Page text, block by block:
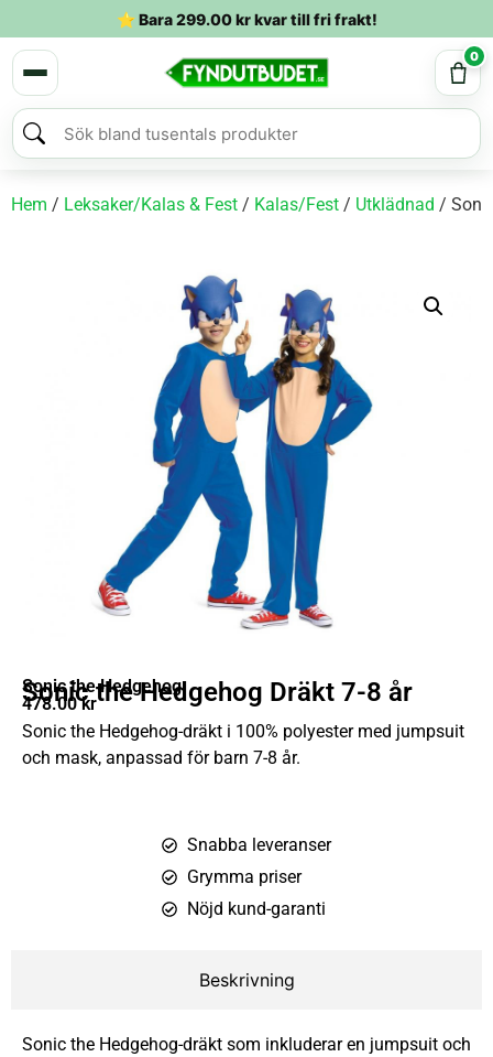
⭐ Bara299.00krkvar till fri frakt!
0
Hem / Leksaker/Kalas & Fest / Kalas/Fest / Utklädnad /
Sonic the Hedgehog
Sonic the Hedgehog Dräkt 7-8 år
478.00kr
Sonic the Hedgehog-dräkt i 100% polyester med jumpsuit
och mask, anpassad för barn 7-8 år.
Snabba leveranser
Grymma priser
Nöjd kund-garanti
Beskrivning
Sonic the Hedgehog-dräkt som inkluderar en jumpsuit och